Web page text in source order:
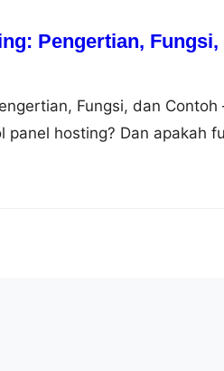
Pengertian,
Fungsi, dan Contoh
panel hosting? Dan apakah
Jika Anda belum tahu
ke artikel yang tepat.